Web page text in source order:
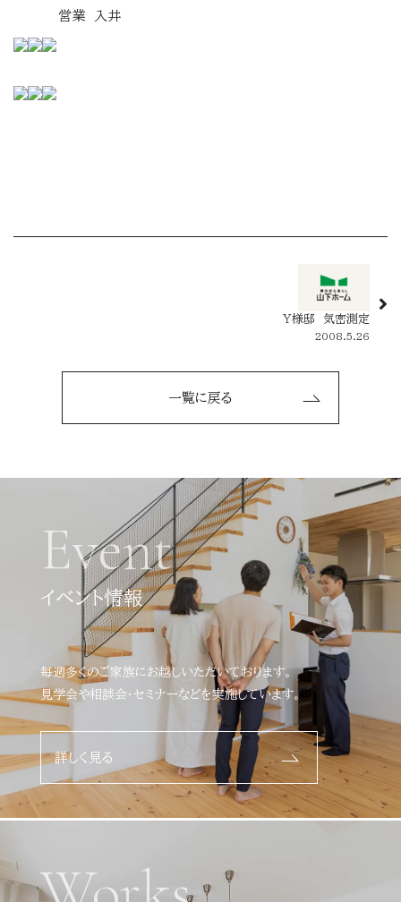
営業 入井
Ｙ様邸 気密測定
2008.5.26
一覧に戻る
Event
イベント情報
毎週多くのご家族にお越しいただいております。
見学会や相談会・セミナーなどを実施しています。
詳しく見る